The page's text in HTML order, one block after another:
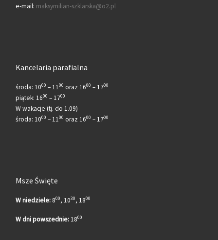
e-mail: maksymilian-szklarska@o2.pl
Kancelaria parafialna
środa: 1000 – 1100 oraz 1600 – 1700
piątek: 1600 – 1700
W wakacje (tj. do 1.09)
środa: 1000 – 1100 oraz 1600 – 1700
Msze Święte
W niedziele: 800, 1030, 1800
W dni powszednie:1800